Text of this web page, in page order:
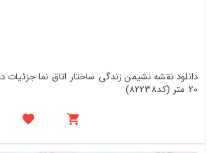
20 متر (کد82238)